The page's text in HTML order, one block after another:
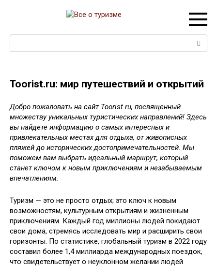
Toorist.ru: мир путешествий и открытий
Добро пожаловать на сайт Toorist.ru, посвященный
множеству уникальных туристических направлений! Здесь
вы найдете информацию о самых интересных и
привлекательных местах для отдыха, от живописных
пляжей до исторических достопримечательностей. Мы
поможем вам выбрать идеальный маршрут, который
станет ключом к новым приключениям и незабываемым
впечатлениям.
Туризм — это не просто отдых; это ключ к новым
возможностям, культурным открытиям и жизненным
приключениям. Каждый год миллионы людей покидают
свои дома, стремясь исследовать мир и расширить свои
горизонты. По статистике, глобальный туризм в 2022 году
составил более 1,4 миллиарда международных поездок,
что свидетельствует о неуклонном желании людей